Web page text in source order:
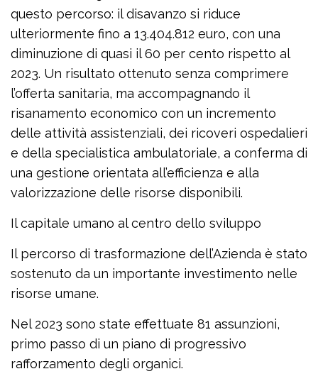
questo percorso: il disavanzo si riduce
ulteriormente fino a 13.404.812 euro, con una
diminuzione di quasi il 60 per cento rispetto al
2023. Un risultato ottenuto senza comprimere
l’offerta sanitaria, ma accompagnando il
risanamento economico con un incremento
delle attività assistenziali, dei ricoveri ospedalieri
e della specialistica ambulatoriale, a conferma di
una gestione orientata all’efficienza e alla
valorizzazione delle risorse disponibili.
Il capitale umano al centro dello sviluppo
Il percorso di trasformazione dell’Azienda è stato
sostenuto da un importante investimento nelle
risorse umane.
Nel 2023 sono state effettuate 81 assunzioni,
primo passo di un piano di progressivo
rafforzamento degli organici.